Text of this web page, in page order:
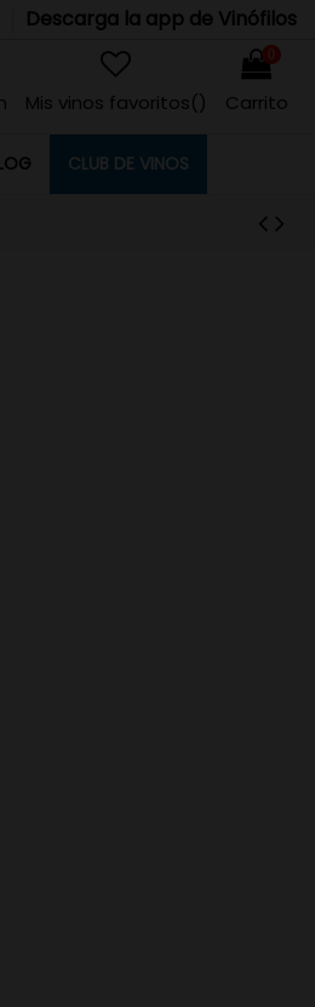
Descarga la app de Vinófilos
Mis vinos favoritos() Carrito
CLUB DE VINOS